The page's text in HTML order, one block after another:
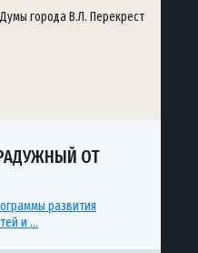
города В.Л. Перекрест
ОТ
развития
и …